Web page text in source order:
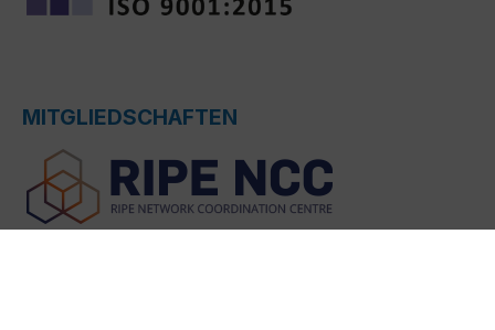
MITGLIEDSCHAFTEN